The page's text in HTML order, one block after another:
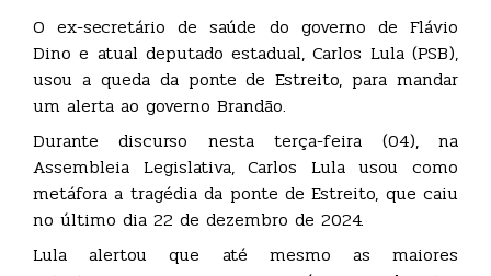
O ex-secretário de saúde do governo de Flávio
Dino e atual deputado estadual, Carlos Lula (PSB),
usou a queda da ponte de Estreito, para mandar
um alerta ao governo Brandão.
Durante discurso nesta terça-feira (04), na
Assembleia Legislativa, Carlos Lula usou como
metáfora a tragédia da ponte de Estreito, que caiu
no último dia 22 de dezembro de 2024.
Lula alertou que até mesmo as maiores